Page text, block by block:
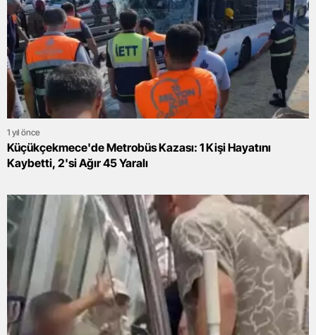
1 yıl önce
Küçükçekmece'de Metrobüs Kazası: 1 Kişi Hayatını
Kaybetti, 2'si Ağır 45 Yaralı